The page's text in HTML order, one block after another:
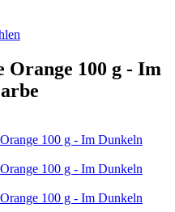
100 g - Im